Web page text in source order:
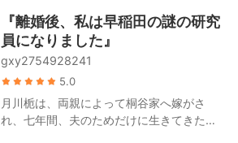
かった。
は完全に失われ、命の灯火は今にも消えよ
うとしていた。 そんな私を、夫は素手で10
時間も雪を掘り続け、十本の指から痛まし
いほど血を滴らせながら救い出してくれ
た。そして直ちにチャーター機を手配し、
最高級のプライベート病院へと私を運び込
み、懸命の救命措置をとらせたのだ。 生命
維持カプセルの無機質な響きの中で、私は
『離婚後、私は早稲田の謎の研究
員になりました』
gxy2754928241
5.0
月川栀は、両親によって桐谷家へ嫁がさ
れ、七年間、夫のためだけに生きてきた。